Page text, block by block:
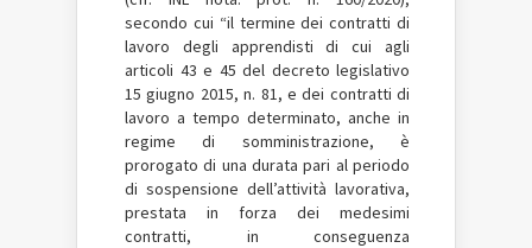
secondo cui “il termine dei contratti di
lavoro degli apprendisti di cui agli
articoli 43 e 45 del decreto legislativo
15 giugno 2015, n. 81, e dei contratti di
lavoro a tempo determinato, anche in
regime di somministrazione, è
prorogato di una durata pari al periodo
di sospensione dell’attività lavorativa,
prestata in forza dei medesimi
contratti, in conseguenza